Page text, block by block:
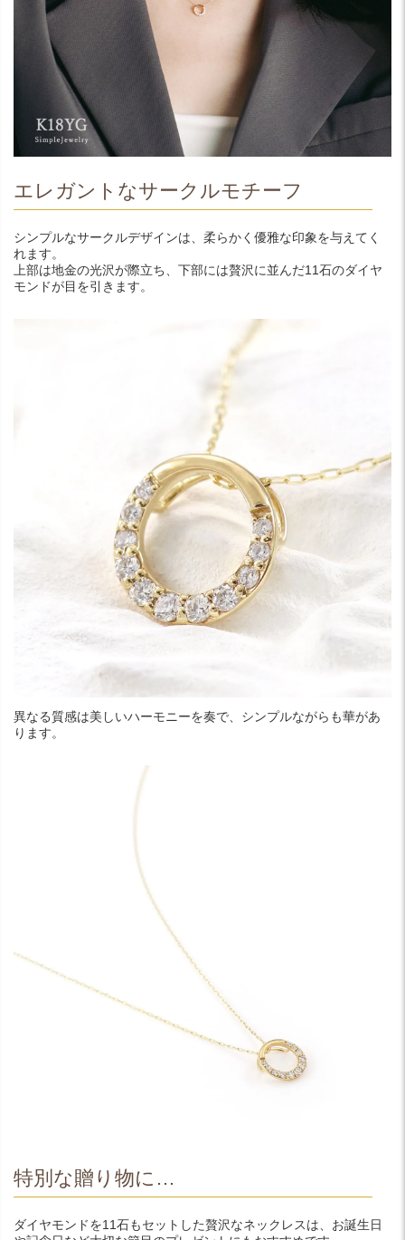
エレガントなサークルモチーフ
シンプルなサークルデザインは、柔らかく優雅な印象を与えてく
れます。
上部は地金の光沢が際立ち、下部には贅沢に並んだ11石のダイヤ
モンドが目を引きます。
異なる質感は美しいハーモニーを奏で、シンプルながらも華があ
ります。
特別な贈り物に…
ダイヤモンドを11石もセットした贅沢なネックレスは、お誕生日